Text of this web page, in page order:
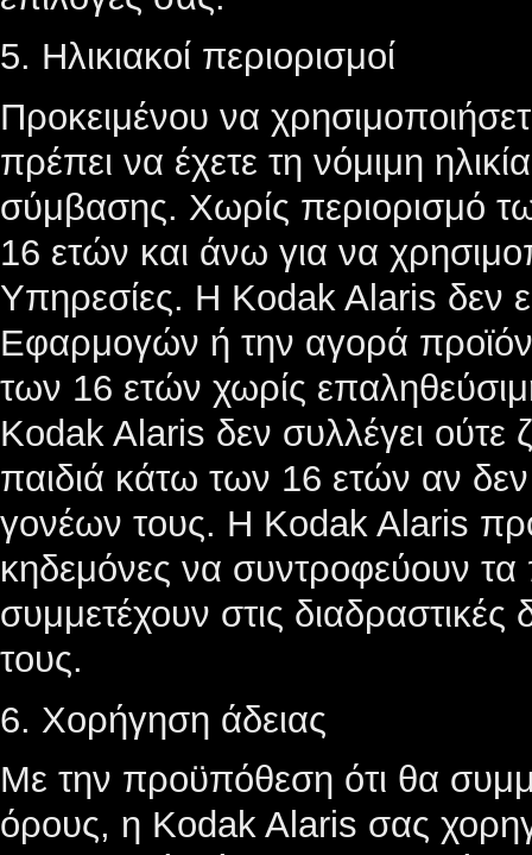
5. Ηλικιακοί περιορισμοί
Προκειμένου να
πρέπει να έχετε τη νόμιμη
σύμβασης. Χωρίς περιορισμό
16 ετών και άνω για να
Υπηρεσίες. Η Kodak Alaris δεν
Εφαρμογών ή την αγορά
των 16 ετών χωρίς
Kodak Alaris δεν συλλέγει ούτε
παιδιά κάτω των 16 ετών αν
γονέων τους. Η Kodak Alaris
κηδεμόνες να συντροφεύουν τα
συμμετέχουν στις διαδραστικές
τους.
6. Χορήγηση άδειας
Με την προϋπόθεση ότι θα
όρους, η Kodak Alaris σας